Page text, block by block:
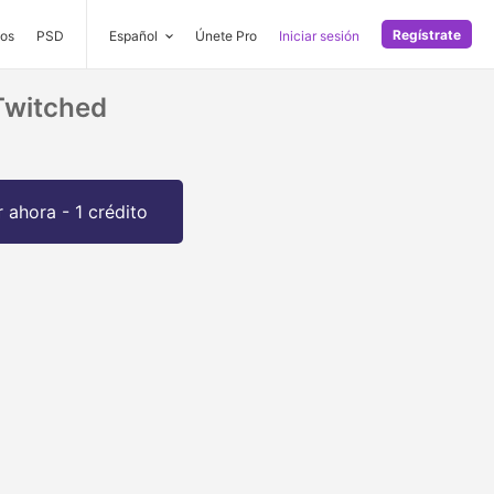
PSD Español Únete Pro Iniciar sesión Regístrate
ahora - 1 crédito